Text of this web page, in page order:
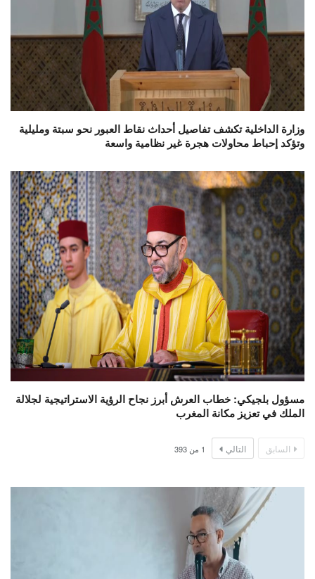
وزارة الداخلية تكشف تفاصيل أحداث نقاط العبور نحو سبتة ومليلية
وتؤكد إحباط محاولات هجرة غير نظامية واسعة
مسؤول بلجيكي: خطاب العرش أبرز نجاح الرؤية الاستراتيجية لجلالة
الملك في تعزيز مكانة المغرب
السابق التالي 1 من 393